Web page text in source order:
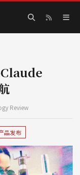
Review
品发布